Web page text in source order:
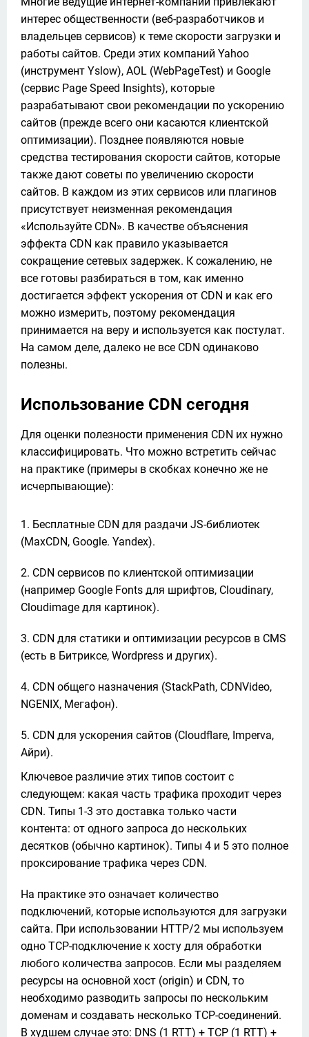
интерес общественности (веб-разработчиков и
владельцев сервисов) к теме скорости загрузки и
работы сайтов. Среди этих компаний Yahoo
(инструмент Yslow), AOL (WebPageTest) и Google
(сервис Page Speed Insights), которые
разрабатывают свои рекомендации по ускорению
сайтов (прежде всего они касаются клиентской
оптимизации). Позднее появляются новые
средства тестирования скорости сайтов, которые
также дают советы по увеличению скорости
сайтов. В каждом из этих сервисов или плагинов
присутствует неизменная рекомендация
«Используйте CDN». В качестве объяснения
эффекта CDN как правило указывается
сокращение сетевых задержек. К сожалению, не
все готовы разбираться в том, как именно
достигается эффект ускорения от CDN и как его
можно измерить, поэтому рекомендация
принимается на веру и используется как постулат.
На самом деле, далеко не все CDN одинаково
полезны.
Использование CDN сегодня
Для оценки полезности применения CDN их нужно
классифицировать. Что можно встретить сейчас
на практике (примеры в скобках конечно же не
исчерпывающие):
Бесплатные CDN для раздачи JS-библиотек
(MaxCDN, Google. Yandex).
CDN сервисов по клиентской оптимизации
(например Google Fonts для шрифтов, Cloudinary,
Cloudimage для картинок).
CDN для статики и оптимизации ресурсов в CMS
(есть в Битриксе, Wordpress и других).
CDN общего назначения (StackPath, CDNVideo,
NGENIX, Мегафон).
СDN для ускорения сайтов (Cloudflare, Imperva,
Айри).
Ключевое различие этих типов состоит с
следующем: какая часть трафика проходит через
CDN. Типы 1-3 это доставка только части
контента: от одного запроса до нескольких
десятков (обычно картинок). Типы 4 и 5 это полное
проксирование трафика через CDN.
На практике это означает количество
подключений, которые используются для загрузки
сайта. При использовании HTTP/2 мы используем
одно TCP-подключение к хосту для обработки
любого количества запросов. Если мы разделяем
ресурсы на основной хост (origin) и CDN, то
необходимо разводить запросы по нескольким
доменам и создавать несколько ТСP-соединений.
В худшем случае это: DNS (1 RTT) + TCP (1 RTT) +